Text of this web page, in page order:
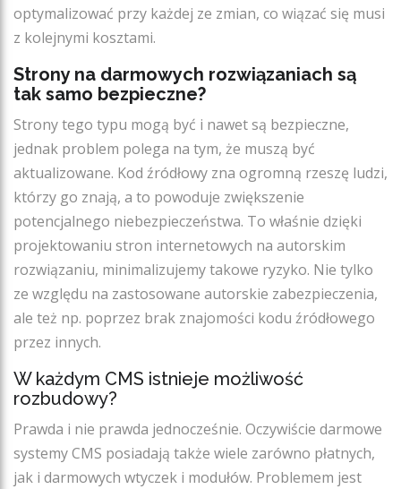
optymalizować przy każdej ze zmian, co wiązać się musi
z kolejnymi kosztami.
Strony na darmowych rozwiązaniach są
tak samo bezpieczne?
Strony tego typu mogą być i nawet są bezpieczne,
jednak problem polega na tym, że muszą być
aktualizowane. Kod źródłowy zna ogromną rzeszę ludzi,
którzy go znają, a to powoduje zwiększenie
potencjalnego niebezpieczeństwa. To właśnie dzięki
projektowaniu stron internetowych na autorskim
rozwiązaniu, minimalizujemy takowe ryzyko. Nie tylko
ze względu na zastosowane autorskie zabezpieczenia,
ale też np. poprzez brak znajomości kodu źródłowego
przez innych.
W każdym CMS istnieje możliwość
rozbudowy?
Prawda i nie prawda jednocześnie. Oczywiście darmowe
systemy CMS posiadają także wiele zarówno płatnych,
jak i darmowych wtyczek i modułów. Problemem jest